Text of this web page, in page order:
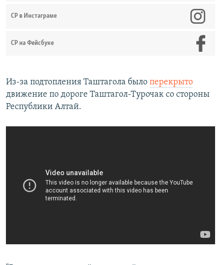
СР в Инстаграме
СР на Фейсбуке
Из-за подтопления Таштагола было перекрыто
движение по дороге Таштагол-Турочак со стороны
Республики Алтай.